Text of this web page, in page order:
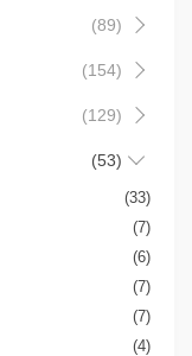
(89)
(154)
(129)
(53)
(33)
(7)
(6)
(7)
(7)
(4)